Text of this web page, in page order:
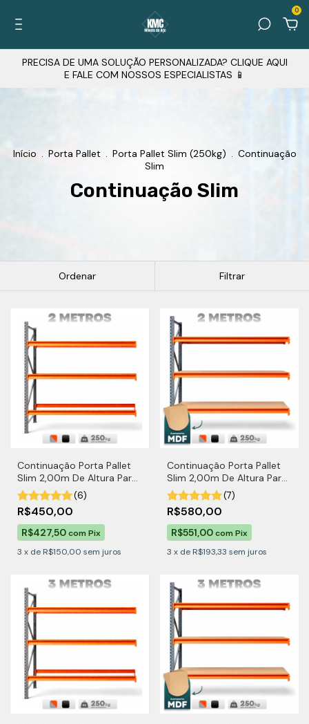
0
PRECISA DE UMA SOLUÇÃO PERSONALIZADA? CLIQUE AQUI
E FALE COM NOSSOS ESPECIALISTAS 📱
Início Porta Pallet Porta Pallet Slim (250kg)
Continuação
Slim
Continuação Slim
Ordenar Filtrar
Continuação Porta Pallet
Slim 2,00m De Altura Para
250kg por Nível
(6)
R$450,00
R$427,50comPix
3 x de R$150,00 sem juros
Continuação Porta Pallet
Slim 2,00m De Altura Para
250kg por Nível Com MDF
(7)
R$580,00
R$551,00com Pix
3 x de R$193,33 sem juros